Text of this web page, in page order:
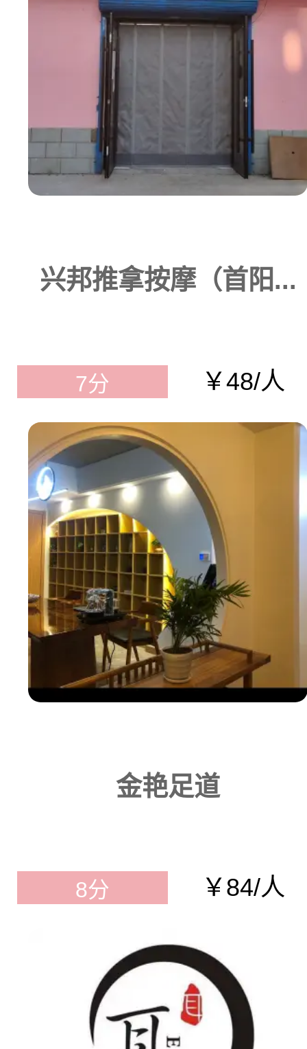
兴邦推拿按摩（首阳...
7分 ￥48/人
金艳足道
8分 ￥84/人